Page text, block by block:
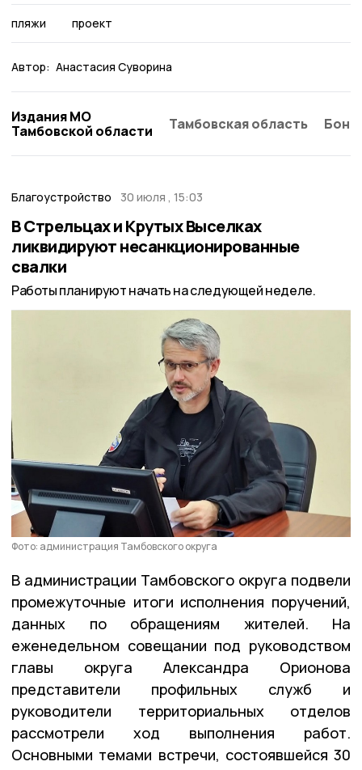
пляжи проект
Автор: Анастасия Суворина
Издания МО
Тамбовской области
Тамбовская область
Благоустройство 30 июля , 15:03
В Стрельцах и Крутых Выселках
ликвидируют несанкционированные
свалки
Работы планируют начать на следующей неделе.
Фото: администрация Тамбовского округа
В администрации Тамбовского округа подвели
промежуточные итоги исполнения поручений,
данных по обращениям жителей. На
еженедельном совещании под руководством
главы округа Александра Орионова
представители профильных служб и
руководители территориальных отделов
рассмотрели ход выполнения работ.
Основными темами встречи, состоявшейся 30